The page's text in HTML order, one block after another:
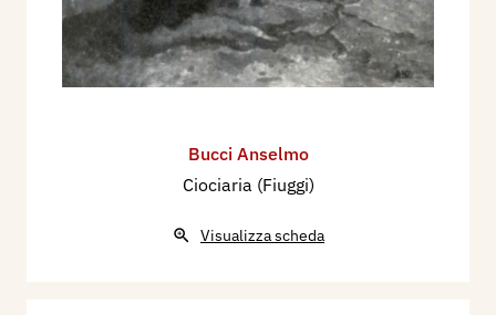
Bucci Anselmo
Ciociaria (Fiuggi)
Visualizza scheda